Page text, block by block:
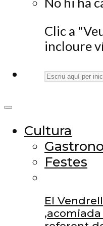
Clic a
incloure
Cultura
Festes
El